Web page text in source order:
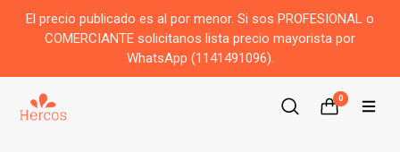
El precio publicado es al por menor. Si sos PROFESIONAL o
COMERCIANTE solicitanos lista precio mayorista por
WhatsApp (1141491096).
0